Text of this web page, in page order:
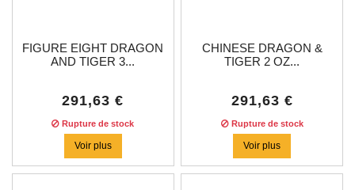
FIGURE EIGHT DRAGON
AND TIGER 3...
291,63 €
Rupture de stock
Voir plus
CHINESE DRAGON &
TIGER 2 OZ...
291,63 €
Rupture de stock
Voir plus